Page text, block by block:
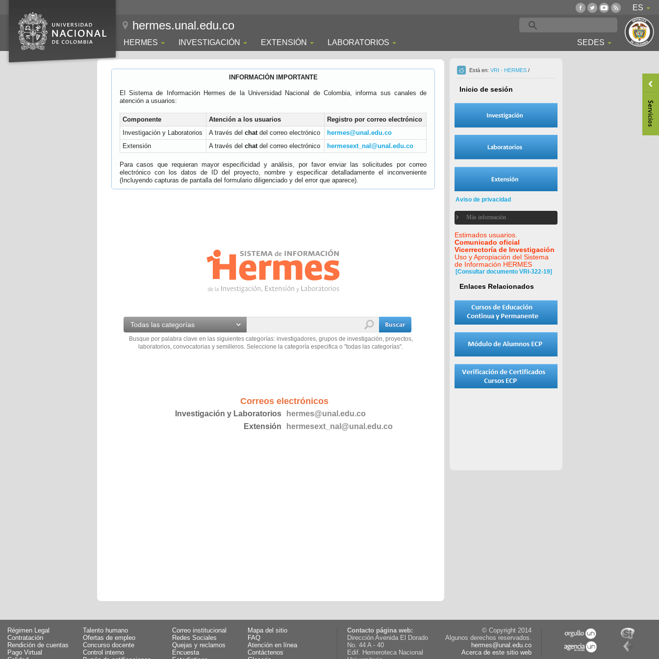
ES
hermes.unal.edu.co
HERMES INVESTIGACIÓN EXTENSIÓN LABORATORIOS SEDES
INFORMACIÓN IMPORTANTE
El Sistema de Información Hermes de la Universidad Nacional de Colombia, informa sus canales de
atención a usuarios:
Componente Atención a los usuarios
Registro por correo electrónico
Investigación y Laboratorios
A través del chatdel correo electrónico
hermes@unal.edu.co
Extensión
A través del chatdel correo electrónico hermesext_nal@unal.edu.co
Para casos que requieran mayor especificidad y análisis, por favor enviar las solicitudes por correo
electrónico con los datos de ID del proyecto, nombre y especificar detalladamente el inconveniente
(Incluyendo capturas de pantalla del formulario diligenciado y del error que aparece).
Todas las categorías
Busque por palabra clave en las siguientes categorías: investigadores, grupos de investigación, proyectos,
laboratorios, convocatorias y semilleros. Seleccione la categoría especifica o "todas las categorías".
Correos electrónicos
Investigación y Laboratorios
hermes@unal.edu.co
Extensión
hermesext_nal@unal.edu.co
Está en: VRI - HERMES /
Inicio de sesión
Aviso de privacidad
Más información
Estimados usuarios.
Comunicado oficial
Vicerrectoría de Investigación
Uso y Apropiación del Sistema
de Información HERMES
[Consultar documento VRI-322-19]
Enlaces Relacionados
Régimen Legal
Talento humano
Contratación
Ofertas de empleo
Rendición de cuentas
Concurso docente
Pago Virtual
Control interno
Correo institucional
Mapa del sitio
Redes Sociales
FAQ
Quejas y reclamos
Atención en línea
Encuesta
Contáctenos
Contacto página web:
Dirección Avenida El Dorado
No. 44 A - 40
Edif. Hemeroteca Nacional
© Copyright 2014
Algunos derechos reservados.
hermes@unal.edu.co
Acerca de este sitio web